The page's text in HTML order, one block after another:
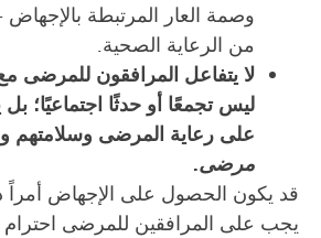
وصمة العار المرتبطة
من الرعاية الصحية.
لا يتفاعل المرافقون للمرضى
ليس تجمعًا أو حدثًا اجتماعيًا؛
على رعاية المرضى وسلامتهم
مرضى.
قد يكون الحصول على الإجهاض أمراً
يجب على المرافقين للمرضى احترام